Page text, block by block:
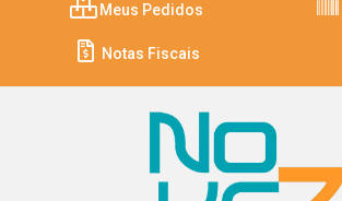
Meus Pedidos
Notas Fiscais